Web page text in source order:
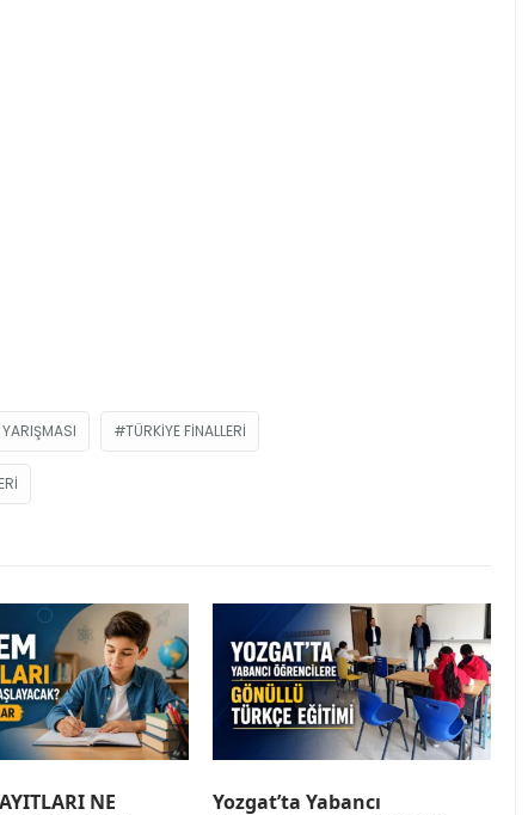
TÜRKIYE FINALLERI
NE
Yozgat’ta Yabancı